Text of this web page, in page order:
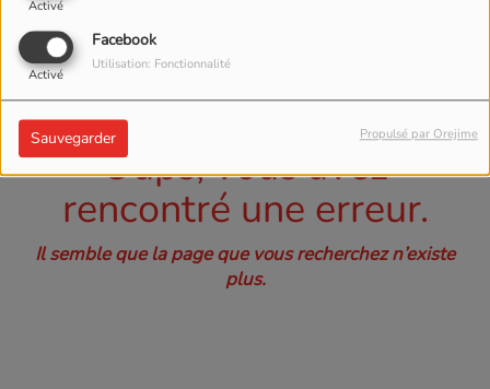
Activé
Facebook
Activé
Utilisation: Fonctionnalité
Sauvegarder Propulsé par Orejime
Oups, vous avez
rencontré une erreur.
Il semble que la page que vous recherchez n’existe
plus.